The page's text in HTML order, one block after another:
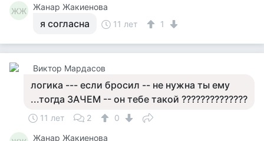
ЖЖ Жанар Жакиенова
я согласна 11 лет 1
Виктор Мардасов
логика --- если бросил -- не нужна ты ему
...тогда ЗАЧЕМ -- он тебе такой ??????????????
11 лет 2 0
Жанар Жакиенова